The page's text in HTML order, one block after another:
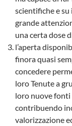
scientifiche e
grande
una certa dose
l’aperta
finora quasi
concedere
loro Tenute a
loro nuove fonti
contribuendo
valorizzazione